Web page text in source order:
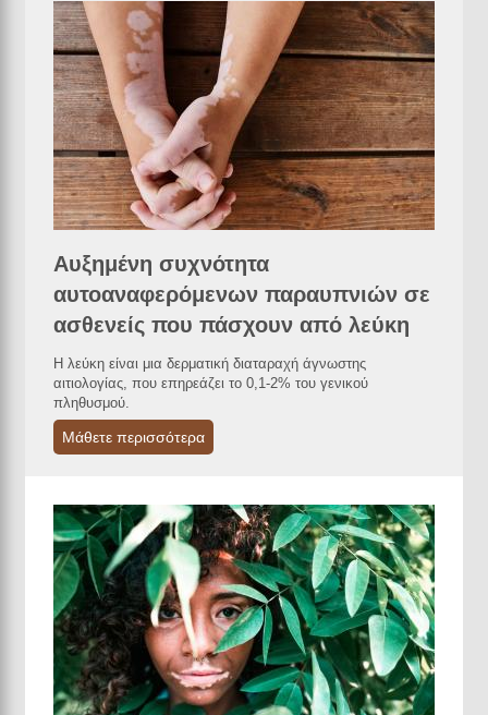
Αυξημένη συχνότητα
αυτοαναφερόμενων παραυπνιών σε
ασθενείς που πάσχουν από λεύκη
Η λεύκη είναι μια δερματική διαταραχή άγνωστης
αιτιολογίας, που επηρεάζει το 0,1-2% του γενικού
πληθυσμού.
Μάθετε περισσότερα